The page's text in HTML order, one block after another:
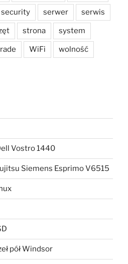
security serwer serwis
strona system
WiFi wolność
Vostro 1440
Siemens Esprimo V6515
pół Windsor